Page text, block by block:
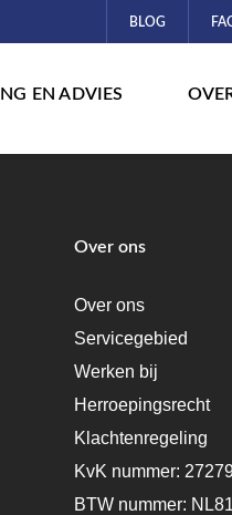
BLOG
EN ADVIES
Over ons
Over ons
Servicegebied
Werken bij
Herroepingsrecht
Klachtenregeling
KvK nummer:
BTW nummer: